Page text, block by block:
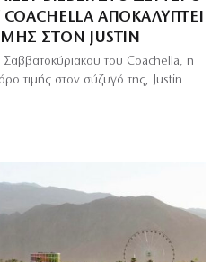
ΑΠΟΚΑΛΎΠΤΕΙ
ΣΤΟΝ JUSTIN
Σαββατοκύριακου του Coachella, η
τιμής στον σύζυγό της, Justin